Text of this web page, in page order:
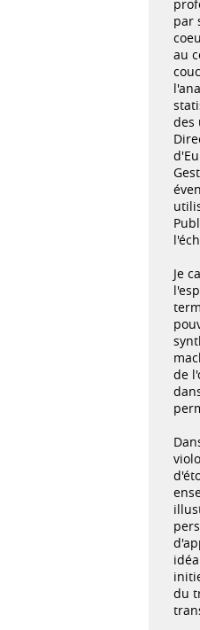
par
au
des
Je
de
du